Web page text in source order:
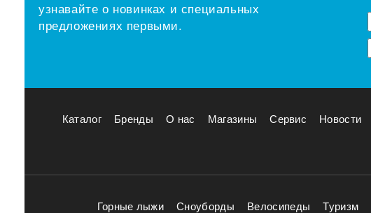
узнавайте о новинках и специальных
предложениях первыми.
Каталог Бренды О нас Магазины Сервис Новости
Горные лыжи Сноуборды Велосипеды Туризм